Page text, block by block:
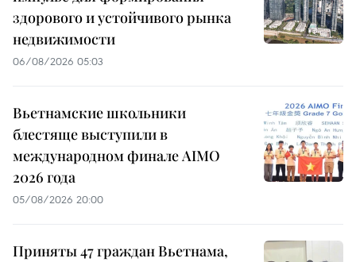
здорового и устойчивого рынка
недвижимости
06/08/2026 05:03
Вьетнамские школьники
блестяще выступили в
международном финале AIMO
2026 года
05/08/2026 20:00
Приняты 47 граждан Вьетнама,